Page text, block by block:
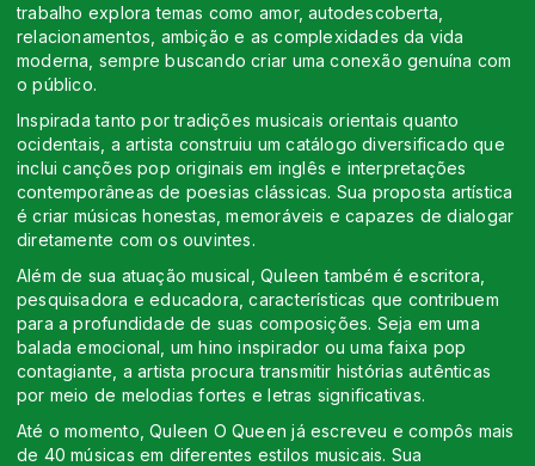
trabalho explora temas como amor, autodescoberta,
relacionamentos, ambição e as complexidades da vida
moderna, sempre buscando criar uma conexão genuína com
o público.
Inspirada tanto por tradições musicais orientais quanto
ocidentais, a artista construiu um catálogo diversificado que
inclui canções pop originais em inglês e interpretações
contemporâneas de poesias clássicas. Sua proposta artística
é criar músicas honestas, memoráveis e capazes de dialogar
diretamente com os ouvintes.
Além de sua atuação musical, Quleen também é escritora,
pesquisadora e educadora, características que contribuem
para a profundidade de suas composições. Seja em uma
balada emocional, um hino inspirador ou uma faixa pop
contagiante, a artista procura transmitir histórias autênticas
por meio de melodias fortes e letras significativas.
Até o momento, Quleen O Queen já escreveu e compôs mais
de 40 músicas em diferentes estilos musicais. Sua